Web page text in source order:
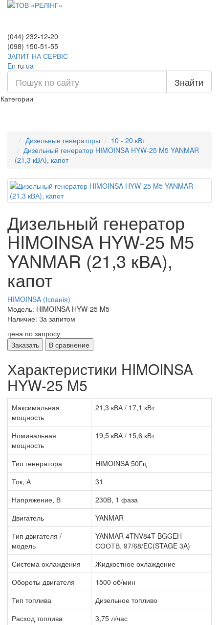
(044) 232-12-20
(098) 150-51-55
ЗАПИТ НА СЕРВІС
En ru ua
Знайти
Категории
Дизельные генераторы
10 - 20 кВт
Дизельный генератор HIMOINSA HYW-25 M5 YANMAR
(21,3 кВА), капот
Дизельный генератор
HIMOINSA HYW-25 M5
YANMAR (21,3 кВА),
капот
HIMOINSA (Іспанія)
Модель: HIMOINSA HYW-25 M5
Наличие: За запитом
цена по запросу
Заказать
В сравнение
Характеристики HIMOINSA
HYW-25 M5
Максимальная
мощность
21,3 кВА / 17,1 кВт
Номинальная
мощность
19,5 кВА / 15,6 кВт
Тип генератора
HIMOINSA 50Гц
Ток, А
31
Напряжение, В
230В, 1 фаза
Двигатель
YANMAR
Тип двигателя /
модель
YANMAR 4TNV84T BGGEH
СООТВ. 97/68/EC(STAGE 3A)
Система охлаждения
Жидкостное охлаждение
Обороты двигателя
1500 об/мин
Тип топлива
Дизельное топливо
Расход топлива
3,75 л/час